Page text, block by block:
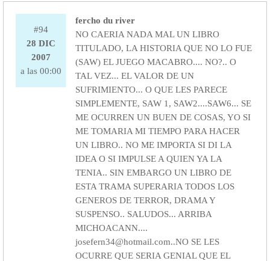
#94
28 DIC
2007
a las 00:00
fercho du river
NO CAERIA NADA MAL UN LIBRO
TITULADO, LA HISTORIA QUE NO LO FUE
(SAW) EL JUEGO MACABRO.... NO?.. O
TAL VEZ... EL VALOR DE UN
SUFRIMIENTO... O QUE LES PARECE
SIMPLEMENTE, SAW 1, SAW2....SAW6... SE
ME OCURREN UN BUEN DE COSAS, YO SI
ME TOMARIA MI TIEMPO PARA HACER
UN LIBRO.. NO ME IMPORTA SI DI LA
IDEA O SI IMPULSE A QUIEN YA LA
TENIA.. SIN EMBARGO UN LIBRO DE
ESTA TRAMA SUPERARIA TODOS LOS
GENEROS DE TERROR, DRAMA Y
SUSPENSO.. SALUDOS... ARRIBA
MICHOACANN....
josefern34@hotmail.com..NO SE LES
OCURRE QUE SERIA GENIAL QUE EL